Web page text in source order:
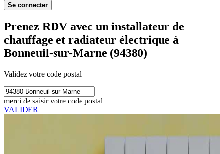
Se connecter
Prenez RDV avec un installateur de
chauffage et radiateur électrique à
Bonneuil-sur-Marne (94380)
Validez votre code postal
merci de saisir votre code postal
VALIDER